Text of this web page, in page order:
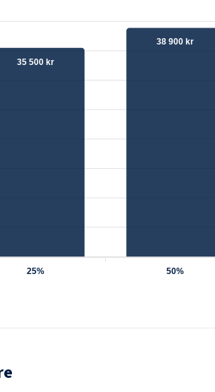
35 500 kr
38 900 kr
25% 50%